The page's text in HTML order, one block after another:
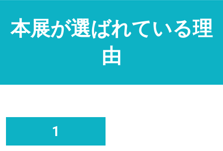
本展が選ばれている理
由
1